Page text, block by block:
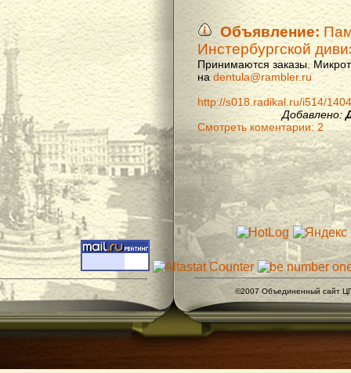
Объявление:
Инстербургской
Принимаются заказы.
на dentula@rambler.ru
http://s018.radikal.ru/i514/
Добавлено:
Смотреть коментарии: 2
©2007 Объединенный сайт